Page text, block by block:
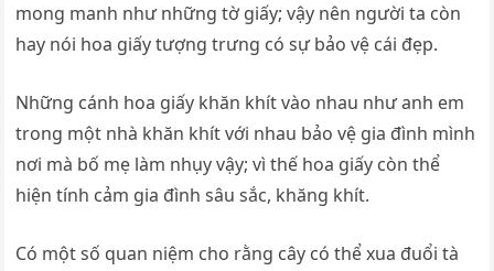
mong manh như những tờ giấy; vậy nên người ta còn
hay nói hoa giấy tượng trưng có sự bảo vệ cái đẹp.
Những cánh hoa giấy khăn khít vào nhau như anh em
trong một nhà khăn khít với nhau bảo vệ gia đình mình
nơi mà bố mẹ làm nhụy vậy; vì thế hoa giấy còn thể
hiện tính cảm gia đình sâu sắc, khăng khít.
Có một số quan niệm cho rằng cây có thể xua đuổi tà